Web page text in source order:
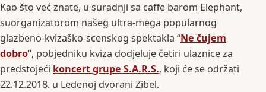
Kao što već znate, u suradnji sa caffe barom Elephant,
suorganizatorom našeg ultra-mega popularnog
glazbeno-kvizaško-scenskog spektakla “Ne čujem
dobro“, pobjedniku kviza dodjeluje četiri ulaznice za
predstojeći koncert grupe S.A.R.S., koji će se održati
22.12.2018. u Ledenoj dvorani Zibel.